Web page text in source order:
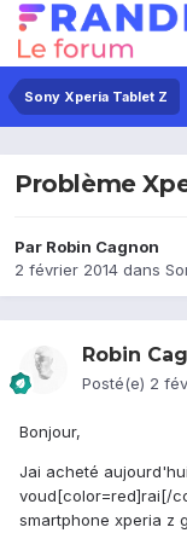
Sony Xperia Tablet Z
Problème
Par Robin Cagnon
2 février 2014 dans
Robin
Posté(e) 2
Bonjour,
Jai acheté
voud[color=red]rai[/
smartphone xperia z